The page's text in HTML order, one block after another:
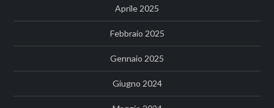
Aprile 2025
Febbraio 2025
Gennaio 2025
Giugno 2024